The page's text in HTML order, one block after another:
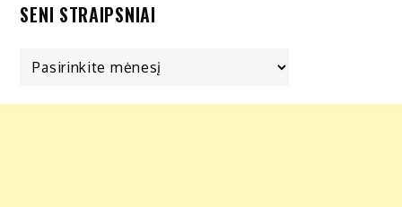
SENI STRAIPSNIAI